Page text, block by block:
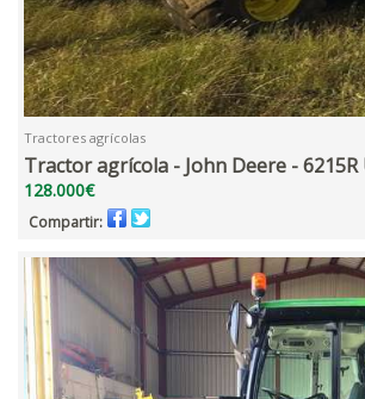
Tractores agrícolas
Tractor agrícola - John Deere - 6215R
128.000€
Compartir: